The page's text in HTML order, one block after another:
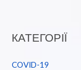
КАТЕГОРІЇ
COVID-19